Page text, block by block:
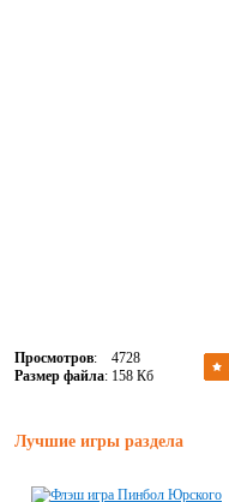
Просмотров: 4728
Размер файла: 158 Кб
Лучшие игры раздела